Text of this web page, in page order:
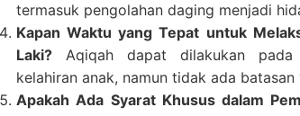
termasuk pengolahan daging menjadi
Kapan Waktu yang Tepat untuk
Laki? Aqiqah dapat dilakukan
kelahiran anak, namun tidak ada
Apakah Ada Syarat Khusus dalam